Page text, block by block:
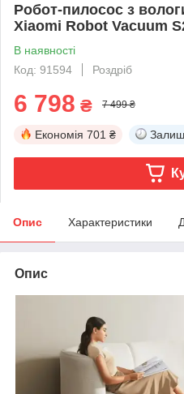
Робот-пилосос з
Xiaomi Robot Vacuum
В наявності
Код: 91594
Роздріб
6 798 ₴ 7 499 ₴
Економія 701 ₴
Опис Характеристики
Опис